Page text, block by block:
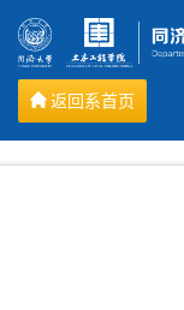
返回系首页